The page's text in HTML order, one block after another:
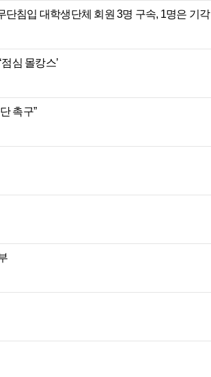
단침입 대학생단체 회원 3명 구속, 1명은 기각
심 몰캉스’
촉구”